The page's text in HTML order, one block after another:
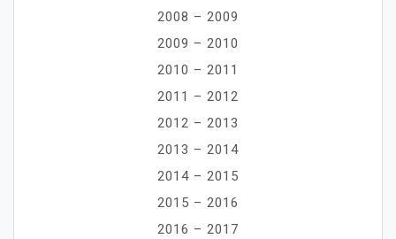
2008 – 2009
2009 – 2010
2010 – 2011
2011 – 2012
2012 – 2013
2013 – 2014
2014 – 2015
2015 – 2016
2016 – 2017